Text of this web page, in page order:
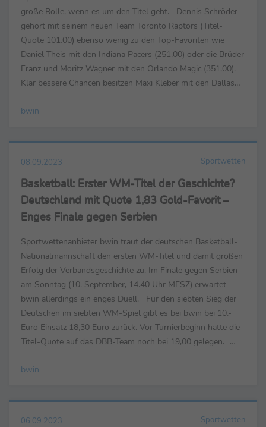
große Rolle, wenn es um den Titel geht. Dennis Schröder
gehört mit seinem neuen Team Toronto Raptors (Titel-
Quote 101,00) ebenso wenig zu den Top-Favoriten wie
Daniel Theis mit den Indiana Pacers (251,00) oder die Brüder
Franz und Moritz Wagner mit den Orlando Magic (351,00).
Klar bessere Chancen besitzen Maxi Kleber mit den Dallas
bwin
08.09.2023 Sportwetten
Basketball: Erster WM-Titel der Geschichte?
Deutschland mit Quote 1,83 Gold-Favorit –
Enges Finale gegen Serbien
Sportwettenanbieter bwin traut der deutschen Basketball-
Nationalmannschaft den ersten WM-Titel und damit größen
Erfolg der Verbandsgeschichte zu. Im Finale gegen Serbien
am Sonntag (10. September, 14.40 Uhr MESZ) erwartet
bwin allerdings ein enges Duell. Für den siebten Sieg der
Deutschen im siebten WM-Spiel gibt es bei bwin bei 10,-
Euro Einsatz 18,30 Euro zurück. Vor Turnierbeginn hatte die
Titel-Quote auf das DBB-Team noch bei 19,00 gelegen.
bwin
06.09.2023 Sportwetten